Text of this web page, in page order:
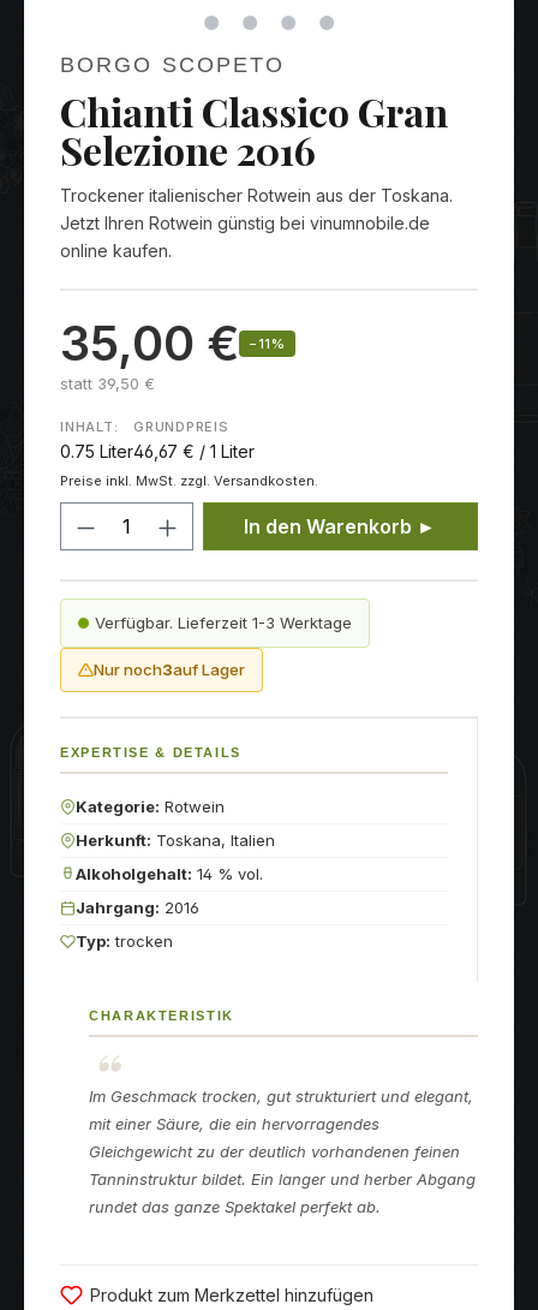
BORGO SCOPETO
Chianti Classico Gran
Selezione 2016
Trockener italienischer Rotwein aus der Toskana.
Jetzt Ihren Rotwein günstig bei vinumnobile.de
online kaufen.
35,00 € −11%
statt 39,50 €
INHALT:
0.75 Liter
GRUNDPREIS
46,67 € / 1 Liter
Preise inkl. MwSt. zzgl. Versandkosten.
Produkt Anzahl: Gib den
In den Warenkorb ►
Verfügbar. Lieferzeit 1-3 Werktage
Nur noch3auf Lager
EXPERTISE & DETAILS
Kategorie: Rotwein
Herkunft: Toskana, Italien
Alkoholgehalt: 14 % vol.
Jahrgang: 2016
Typ: trocken
CHARAKTERISTIK
Im Geschmack trocken, gut strukturiert und elegant,
mit einer Säure, die ein hervorragendes
Gleichgewicht zu der deutlich vorhandenen feinen
Tanninstruktur bildet. Ein langer und herber Abgang
rundet das ganze Spektakel perfekt ab.
Produkt zum Merkzettel hinzufügen